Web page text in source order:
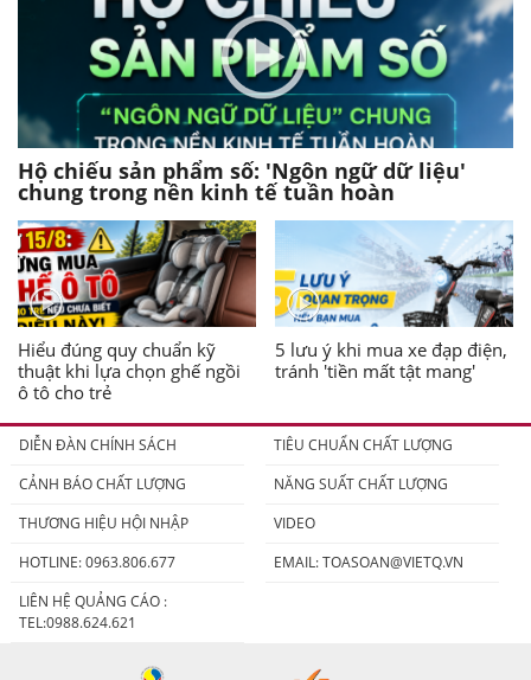
Hộ chiếu sản phẩm số: 'Ngôn ngữ dữ liệu'
chung trong nền kinh tế tuần hoàn
Hiểu đúng quy chuẩn kỹ
thuật khi lựa chọn ghế ngồi
ô tô cho trẻ
5 lưu ý khi mua xe đạp điện,
tránh 'tiền mất tật mang'
DIỄN ĐÀN CHÍNH SÁCH
TIÊU CHUẨN CHẤT LƯỢNG
CẢNH BÁO CHẤT LƯỢNG
NĂNG SUẤT CHẤT LƯỢNG
THƯƠNG HIỆU HỘI NHẬP
VIDEO
HOTLINE: 0963.806.677
EMAIL:TOASOAN@VIETQ.VN
LIÊN HỆ QUẢNG CÁO :
TEL:0988.624.621